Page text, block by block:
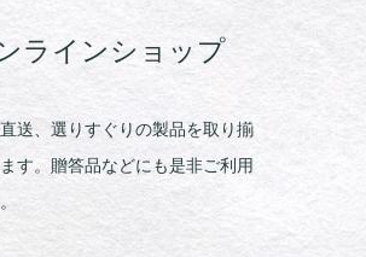
ラインショップ
送、選りすぐりの製品を取り揃
す。贈答品などにも是非ご利用